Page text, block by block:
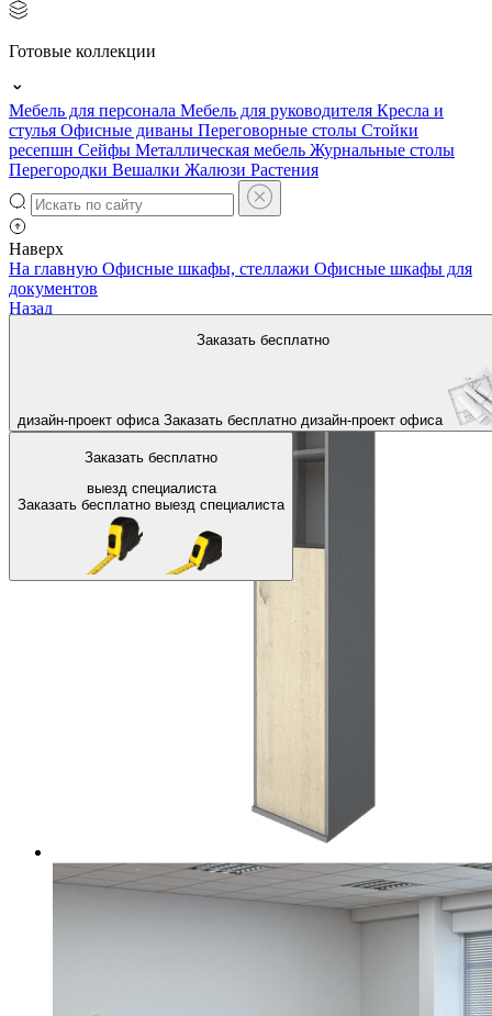
Готовые коллекции
Мебель для персонала Мебель для руководителя Кресла и
стулья Офисные диваны Переговорные столы Стойки
ресепшн Сейфы Металлическая мебель Журнальные столы
Перегородки Вешалки Жалюзи Растения
Наверх
Заказать бесплатно
дизайн-проект офиса Заказать бесплатно дизайн-проект офиса
Заказать бесплатно
выезд специалиста
Заказать бесплатно выезд специалиста
На главную Офисные шкафы, стеллажи Офисные шкафы для
документов
Назад